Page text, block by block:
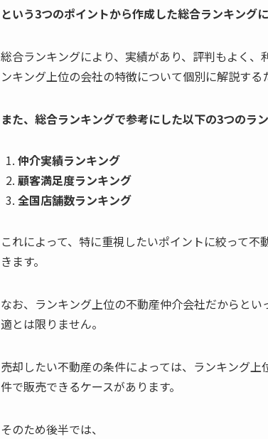
という3つのポイントから作成した総合ランキング
総合ランキングにより、実績があり、評判もよく
ンキング上位の会社の特徴について個別に解説する
また、総合ランキングで参考にした以下の3つのラ
仲介実績ランキング
顧客満足度ランキング
全国店舗数ランキング
これによって、特に重視したいポイントに絞って
きます。
なお、ランキング上位の不動産仲介会社だからと
適とは限りません。
売却したい不動産の条件によっては、ランキング
件で販売できるケースがあります。
そのため後半では、